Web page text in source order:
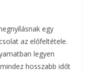
egy
az előfeltétele.
legyen
hosszabb időt